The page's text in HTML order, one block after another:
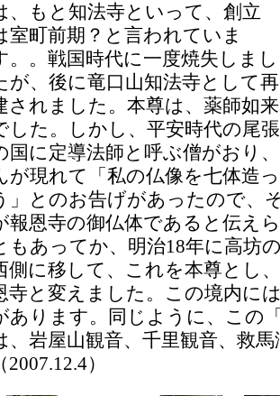
、もと知法寺といって、創立
室町前期？と言われていま
。。戦国時代に一度焼失しまし
が、後に竜口山知法寺として再
されました。本尊は、薬師如来
した。しかし、平安時代の尾張
国に定導法師と呼ぶ僧がおり
が現れて「私の仏像を七体造
」とのお告げがあったので、
報恩寺の御仏体であると伝え
もあってか、明治18年に高坊
側に移して、これを本尊とし
寺と変えました。この境内に
あります。同じように、この
、岩屋山観音、千里観音、救
（2007.12.4）